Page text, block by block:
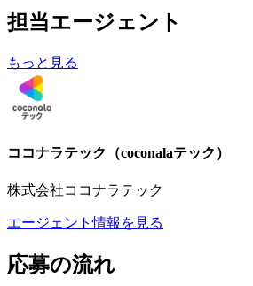
担当エージェント
もっと見る
ココナラテック（coconalaテック）
株式会社ココナラテック
エージェント情報を見る
応募の流れ